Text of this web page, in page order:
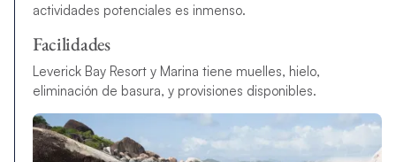
actividades potenciales es inmenso.
Facilidades
Leverick Bay Resort y Marina tiene muelles, hielo,
eliminación de basura, y provisiones disponibles.